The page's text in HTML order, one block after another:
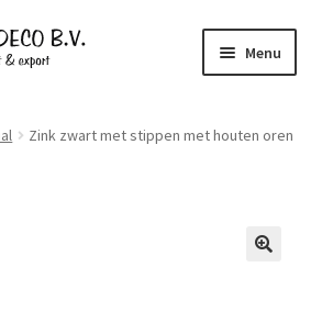
Menu
Zink zwart met stippen met houten oren